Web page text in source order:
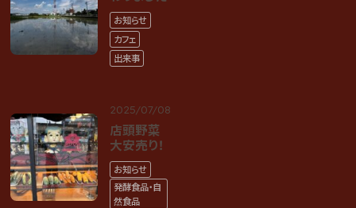
お知らせ
カフェ
出来事
2025/07/08
店頭野菜
大安売り！
お知らせ
発酵食品・自
然食品